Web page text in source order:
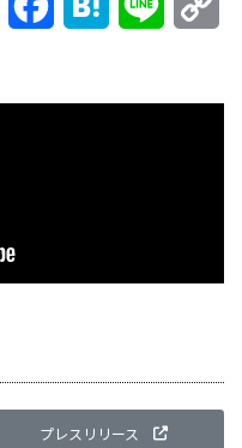
Twitter FacebookHatena Line
プレスリリース